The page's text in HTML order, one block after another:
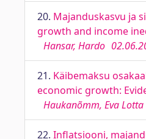
20. Majanduskasvu ja
growth and income
Hansar, Hardo
21. Käibemaksu
economic growth:
Haukanõmm, Eva Lotta
22. Inflatsiooni,